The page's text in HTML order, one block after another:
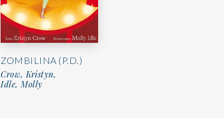
ZOMBILINA (P.D.)
Crow, Kristyn,
Idle, Molly